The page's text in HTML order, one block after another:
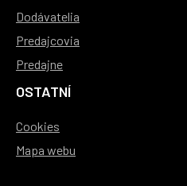
Dodávatelia
Predajcovia
Predajne
OSTATNÍ
Cookies
Mapa webu